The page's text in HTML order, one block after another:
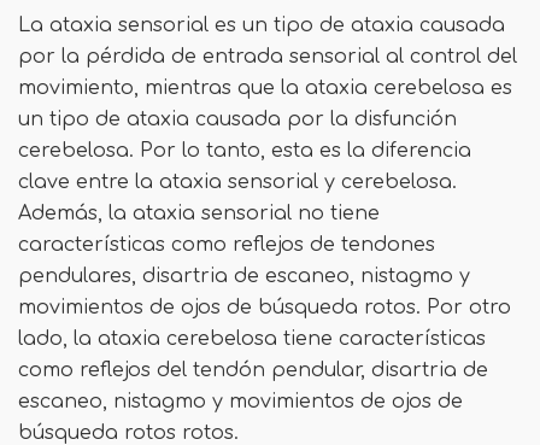
La ataxia sensorial es un tipo de ataxia causada
por la pérdida de entrada sensorial al control del
movimiento, mientras que la ataxia cerebelosa es
un tipo de ataxia causada por la disfunción
cerebelosa. Por lo tanto, esta es la diferencia
clave entre la ataxia sensorial y cerebelosa.
Además, la ataxia sensorial no tiene
características como reflejos de tendones
pendulares, disartria de escaneo, nistagmo y
movimientos de ojos de búsqueda rotos. Por otro
lado, la ataxia cerebelosa tiene características
como reflejos del tendón pendular, disartria de
escaneo, nistagmo y movimientos de ojos de
búsqueda rotos rotos.